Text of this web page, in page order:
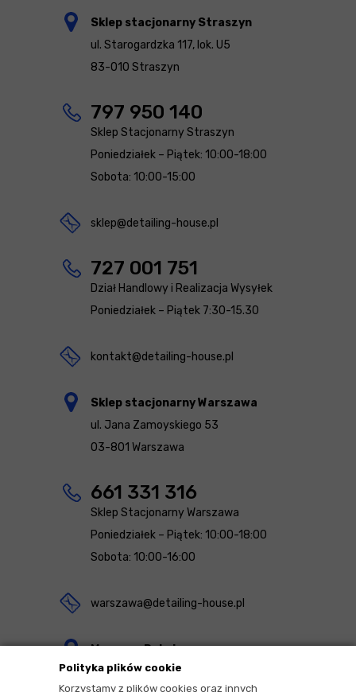
Polityka plików cookie
Korzystamy z plików cookies oraz innych
Sklep stacjonarny Straszyn
ul. Starogardzka 117, lok. U5
83-010 Straszyn
797 950 140
Sklep Stacjonarny Straszyn
Poniedziałek – Piątek: 10:00-18:00
Sobota: 10:00-15:00
sklep@detailing-house.pl
727 001 751
Dział Handlowy i Realizacja Wysyłek
Poniedziałek – Piątek 7:30-15.30
kontakt@detailing-house.pl
Sklep stacjonarny Warszawa
ul. Jana Zamoyskiego 53
03-801 Warszawa
661 331 316
Sklep Stacjonarny Warszawa
Poniedziałek – Piątek: 10:00-18:00
Sobota: 10:00-16:00
warszawa@detailing-house.pl
Magazyn Rekcin
Nomos Sp. z o.o. sp.k.